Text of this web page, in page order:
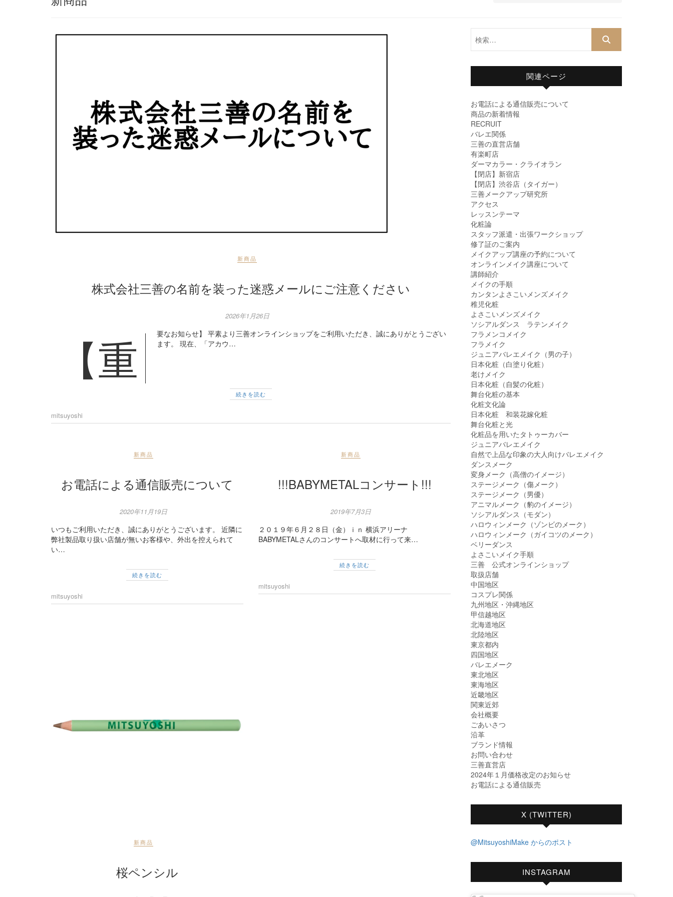
新商品
株式会社三善の名前を装った迷惑メールにご注意ください
2026年1月26日
【重
要なお知らせ】 平素より三善オンラインショップをご利用いただき、誠にありがとうござい
ます。 現在、「アカウ…
続きを読む
mitsuyoshi
新商品
お電話による通信販売について
2020年11月19日
いつもご利用いただき、誠にありがとうございます。 近隣に
弊社製品取り扱い店舗が無いお客様や、外出を控えられて
い…
続きを読む
mitsuyoshi
新商品
!!!BABYMETALコンサート!!!
2019年7月3日
２０１９年６月２８日（金）ｉｎ 横浜アリーナ
BABYMETALさんのコンサートへ取材に行って来…
続きを読む
mitsuyoshi
新商品
桜ペンシル
索…
関連ページ
お電話による通信販売について
商品の新着情報
RECRUIT
バレエ関係
三善の直営店舗
有楽町店
ダーマカラー・クライオラン
【閉店】新宿店
【閉店】渋谷店（タイガー）
三善メークアップ研究所
アクセス
レッスンテーマ
化粧論
スタッフ派遣・出張ワークショップ
修了証のご案内
メイクアップ講座の予約について
オンラインメイク講座について
講師紹介
メイクの手順
カンタンよさこいメンズメイク
稚児化粧
よさこいメンズメイク
ソシアルダンス ラテンメイク
フラメンコメイク
フラメイク
ジュニアバレエメイク（男の子）
日本化粧（白塗り化粧）
老けメイク
日本化粧（自髪の化粧）
舞台化粧の基本
化粧文化論
日本化粧 和装花嫁化粧
舞台化粧と光
化粧品を用いたタトゥーカバー
ジュニアバレエメイク
自然で上品な印象の大人向けバレエメイク
ダンスメーク
変身メーク（高僧のイメージ）
ステージメーク（傷メーク）
ステージメーク（男優）
アニマルメーク（豹のイメージ）
ソシアルダンス（モダン）
ハロウィンメーク（ゾンビのメーク）
ハロウィンメーク（ガイコツのメーク）
ベリーダンス
よさこいメイク手順
三善 公式オンラインショップ
取扱店舗
中国地区
コスプレ関係
九州地区・沖縄地区
甲信越地区
北海道地区
北陸地区
東京都内
四国地区
バレエメーク
東北地区
東海地区
近畿地区
関東近郊
会社概要
ごあいさつ
沿革
ブランド情報
お問い合わせ
三善直営店
2024年１月価格改定のお知らせ
お電話による通信販売
X (TWITTER)
@MitsuyoshiMake からのポスト
INSTAGRAM